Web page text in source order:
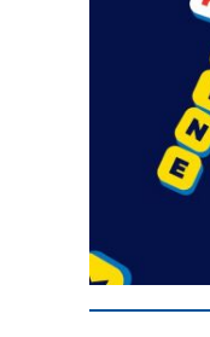
CARNET